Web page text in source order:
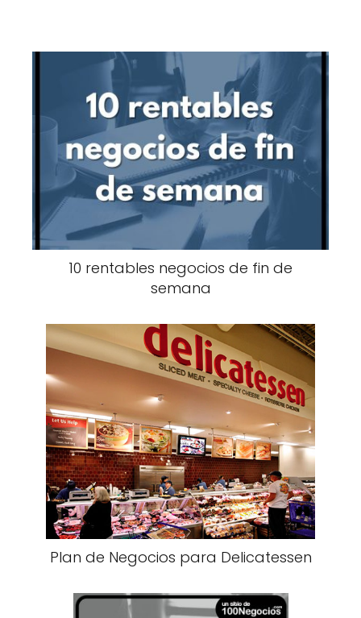
10 rentables negocios de fin de
semana
Plan de Negocios para Delicatessen